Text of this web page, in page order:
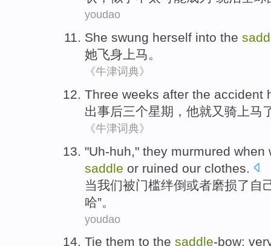
youdao
She swung herself into the
她飞身 上马。
《牛津词典》
Three weeks after the accident
出事后三个星期 ， 他就又 骑上马
《牛津词典》
"Uh-huh ," they murmured when
saddle or ruined our clothes
当我们被门槛绊倒或者磨损了 自
哈”。
youdao
Tie them to the saddle-bow: